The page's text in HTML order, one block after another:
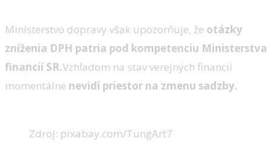
Ministerstvo dopravy však upozorňuje, že otázky
zníženia DPH patria pod kompetenciu Ministerstva
financií SR.Vzhľadom na stav verejných financií
momentálne nevidí priestor na zmenu sadzby.
Zdroj: pixabay.com/TungArt7